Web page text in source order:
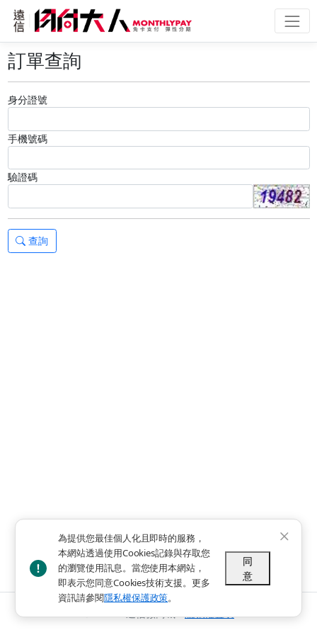
為提供您最佳個人化且即時的服務，
本網站透過使用Cookies記錄與存取您
的瀏覽使用訊息。當您使用本網站，
即表示您同意Cookies技術支援。更多
資訊請參閱隱私權保護政策。
同
意
訂單查詢
身分證號
手機號碼
驗證碼
查詢
© 2024 - 遠信微商城 -隱私權聲明